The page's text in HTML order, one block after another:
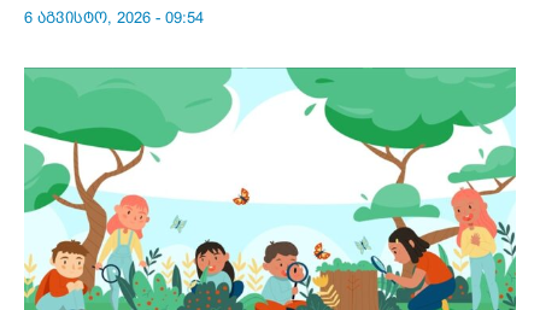
6 აგვისტო, 2026 - 09:54